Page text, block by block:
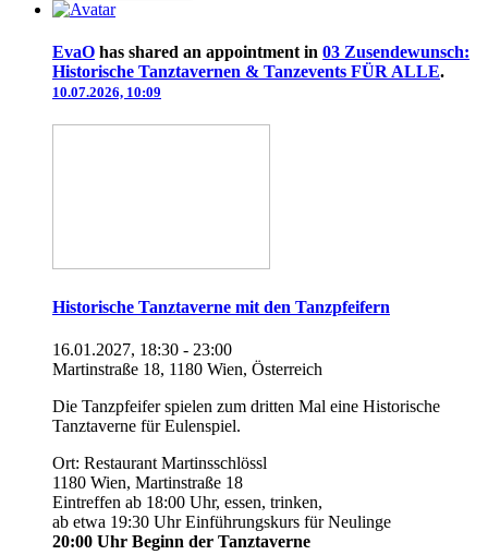
EvaO has shared an appointment in 03 Zusendewunsch:
Historische Tanztavernen & Tanzevents FÜR ALLE.
10.07.2026, 10:09
Historische Tanztaverne mit den Tanzpfeifern
16.01.2027, 18:30 - 23:00
Martinstraße 18, 1180 Wien, Österreich
Die Tanzpfeifer spielen zum dritten Mal eine Historische
Tanztaverne für Eulenspiel.
Ort: Restaurant Martinsschlössl
1180 Wien, Martinstraße 18
Eintreffen ab 18:00 Uhr, essen, trinken,
ab etwa 19:30 Uhr Einführungskurs für Neulinge
20:00 Uhr Beginn der Tanztaverne